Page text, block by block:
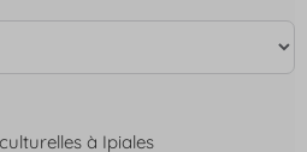
à Ipiales